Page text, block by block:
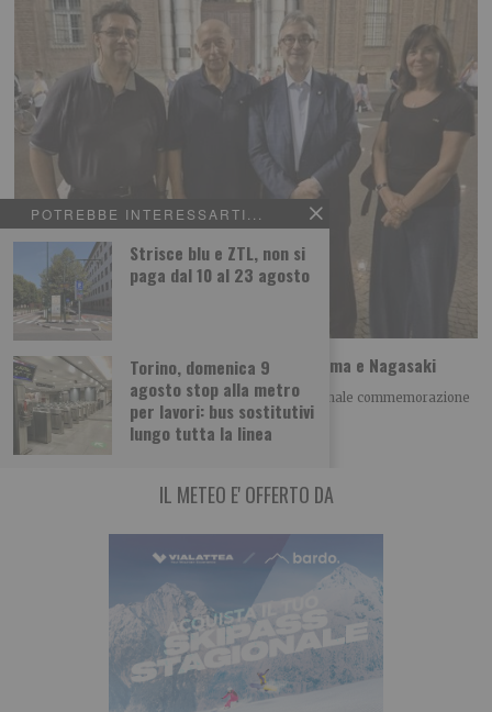
POTREBBE INTERESSARTI...
Strisce blu e ZTL, non si
paga dal 10 al 23 agosto
Torino, domenica 9
agosto stop alla metro
per lavori: bus sostitutivi
lungo tutta la linea
A Torino il ricordo della tragedia di Hiroshima e Nagasaki
Giovedì 6 agosto alle h 21.00 si è tenuta la tradizionale commemorazione
della tragedia di Hiroshima
IL METEO E' OFFERTO DA